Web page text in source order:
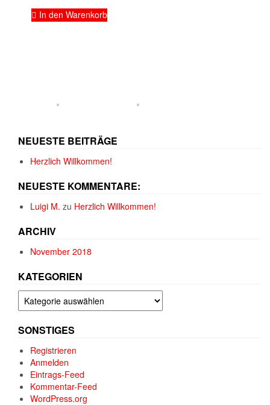
In den Warenkorb
NEUESTE BEITRÄGE
Herzlich Willkommen!
NEUESTE KOMMENTARE:
Luigi M. zu Herzlich Willkommen!
ARCHIV
November 2018
KATEGORIEN
Kategorien
SONSTIGES
Registrieren
Anmelden
Eintrags-Feed
Kommentar-Feed
WordPress.org